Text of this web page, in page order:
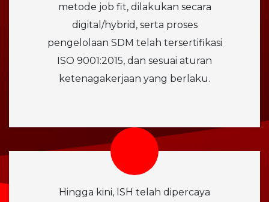
metode job fit, dilakukan secara
digital/hybrid, serta proses
pengelolaan SDM telah tersertifikasi
ISO 9001:2015, dan sesuai aturan
ketenagakerjaan yang berlaku.
Hingga kini, ISH telah dipercaya